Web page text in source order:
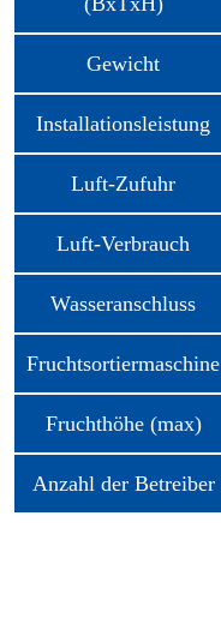
Gewicht
Installationsleistung
Luft-Zufuhr
Luft-Verbrauch
Wasseranschluss
Fruchtsortiermaschine
Fruchthöhe (max)
Anzahl der Betreiber